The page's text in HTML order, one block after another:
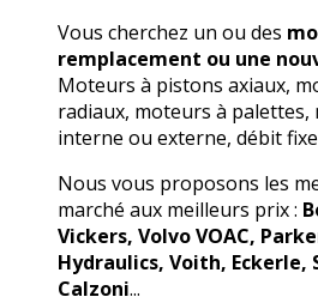
Vous cherchez un ou des
remplacement ou une
Moteurs à pistons axiaux,
radiaux, moteurs à
interne ou externe, débit
Nous vous proposons les
marché aux meilleurs prix :
Vickers, Volvo VOAC,
Hydraulics, Voith, Eckerle,
Calzoni...